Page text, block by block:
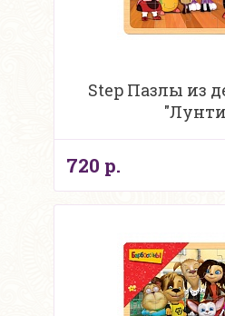
Step Пазлы из
720 р.